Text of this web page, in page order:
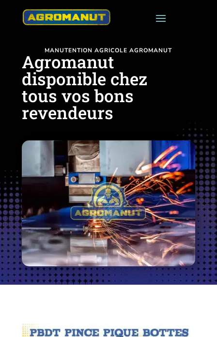
MANUTENTION AGRICOLE AGROMANUT
Agromanut
disponible chez
tous vos bons
revendeurs